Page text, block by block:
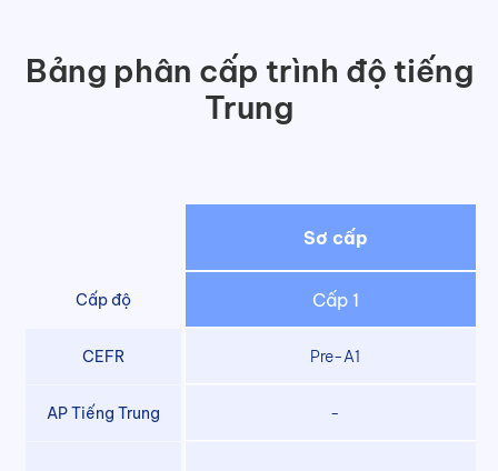
Bảng phân cấp trình độ tiếng
Trung
Sơ cấp
Cấp độ Cấp 1
CEFR Pre-A1
AP Tiếng Trung -